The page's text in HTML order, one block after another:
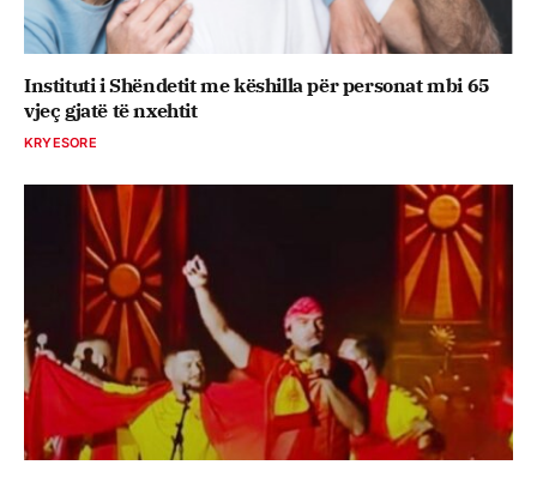
Instituti i Shëndetit me këshilla për personat mbi 65
vjeç gjatë të nxehtit
KRYESORE